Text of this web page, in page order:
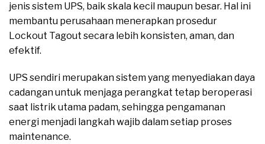
jenis sistem UPS, baik skala kecil maupun besar. Hal ini
membantu perusahaan menerapkan prosedur
Lockout Tagout secara lebih konsisten, aman, dan
efektif.
UPS sendiri merupakan sistem yang menyediakan daya
cadangan untuk menjaga perangkat tetap beroperasi
saat listrik utama padam, sehingga pengamanan
energi menjadi langkah wajib dalam setiap proses
maintenance.